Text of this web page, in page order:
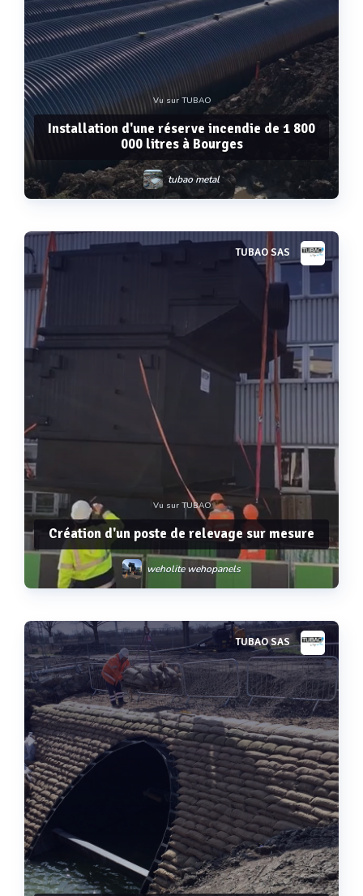
Vu sur TUBAO
Installation d'une réserve incendie de 1 800
000 litres à Bourges
tubao metal
TUBAO SAS
Vu sur TUBAO
Création d'un poste de relevage sur mesure
weholite wehopanels
Voir plus TUBAO SAS